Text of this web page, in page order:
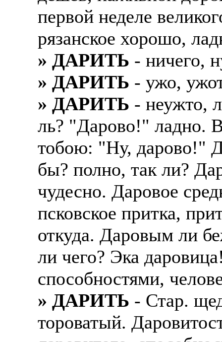
первой неделе
рязанское хорошо,
» ДАРИТЬ - ничего,
» ДАРИТЬ - ужо,
» ДАРИТЬ - неужто,
ль? "Дарово!" ладно.
тобою: "Ну, дарово!"
бы? полно, так ли?
чудесно. Даровое
псковское притка,
откуда. Даровым ли
ли чего? Эка
способностями,
» ДАРИТЬ - Стар.
тороватый.